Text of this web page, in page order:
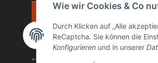
Wie wir Cookies & Co
Durch Klicken auf „Alle
ReCaptcha. Sie können die
Konfigurieren und in unserer
Vertrag widerrufen
* inkl. MwSt., zzgl.Versand
Die Ware unterliegt der
** gilt für Lieferungen innerhalb